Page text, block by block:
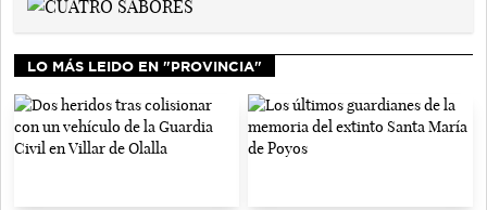
LO MÁS LEIDO EN "PROVINCIA"